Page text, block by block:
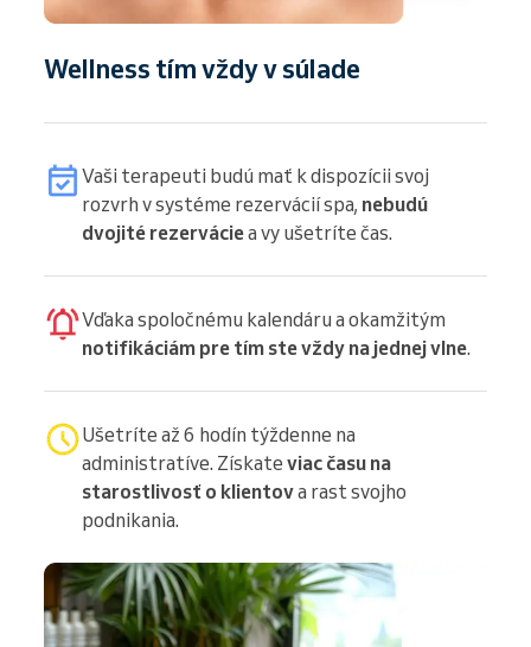
Wellness tím vždy v súlade
Vaši terapeuti budú mať k dispozícii svoj
rozvrh v systéme rezervácií spa, nebudú
dvojité rezerváciea vy ušetríte čas.
Vďaka spoločnému kalendáru a okamžitým
notifikáciám pre tím ste vždy na jednej vlne.
Ušetríte až 6 hodín týždenne na
administratíve. Získate viac času na
starostlivosť o klientova rast svojho
podnikania.